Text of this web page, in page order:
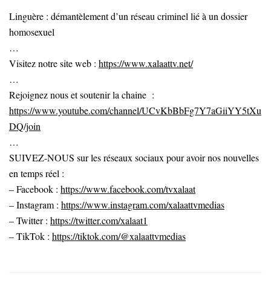
Linguère : démantèlement d’un réseau criminel lié à un dossier
homosexuel
…
Visitez notre site web : https://www.xalaattv.net/
…
Rejoignez nous et soutenir la chaine :
https://www.youtube.com/channel/UCvKbBbFg7Y7aGiiYY5tXu
DQ/join
…
SUIVEZ-NOUS sur les réseaux sociaux pour avoir nos nouvelles
en temps réel :
– Facebook : https://www.facebook.com/tvxalaat
– Instagram : https://www.instagram.com/xalaattvmedias
– Twitter : https://twitter.com/xalaat1
– TikTok : https://tiktok.com/@xalaattvmedias